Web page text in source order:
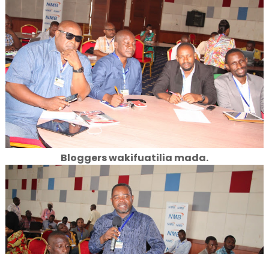
Bloggers wakifuatilia mada.